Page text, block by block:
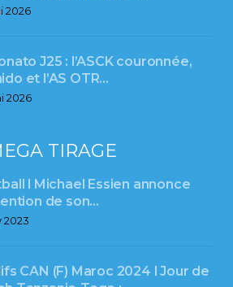
2026
J25 : l’ASCK couronnée,
et l’AS OTR…
2026
TIRAGE
l Michael Essien annonce
de son…
2023
CAN (F) Maroc 2024 l Jour de